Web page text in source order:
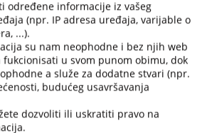
određene informacije iz vašeg
(npr. IP adresa uređaja, varijable o
...).
su nam neophodne i bez njih web
u svom punom obimu, dok
a služe za dodatne stvari (npr.
budućeg usavršavanja
dozvoliti ili uskratiti pravo na